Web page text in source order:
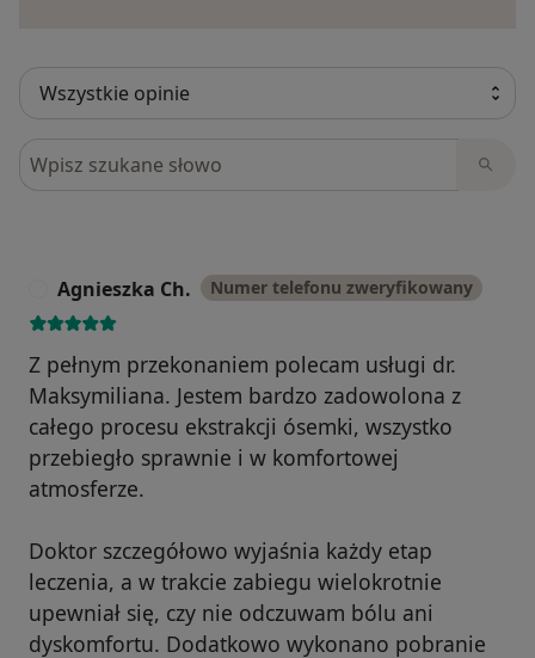
Szukaj w opiniach
Agnieszka Ch. Numer telefonu zweryfikowany
Z pełnym przekonaniem polecam usługi dr.
Maksymiliana. Jestem bardzo zadowolona z
całego procesu ekstrakcji ósemki, wszystko
przebiegło sprawnie i w komfortowej
atmosferze.
Doktor szczegółowo wyjaśnia każdy etap
leczenia, a w trakcie zabiegu wielokrotnie
upewniał się, czy nie odczuwam bólu ani
dyskomfortu. Dodatkowo wykonano pobranie